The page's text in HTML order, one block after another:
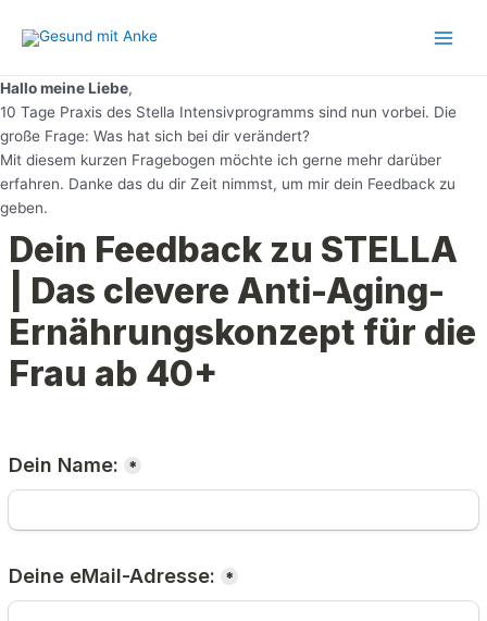
Inhalt
Hallo meine Liebe,
10 Tage Praxis des Stella Intensivprogramms sind nun vorbei. Die
große Frage: Was hat sich bei dir verändert?
Mit diesem kurzen Fragebogen möchte ich gerne mehr darüber
erfahren. Danke das du dir Zeit nimmst, um mir dein Feedback zu
geben.